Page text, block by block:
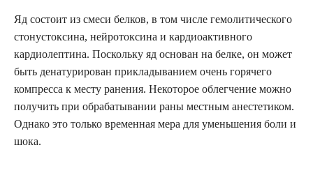
Яд состоит из смеси белков, в том числе гемолитического
стонустоксина, нейротоксина и кардиоактивного
кардиолептина. Поскольку яд основан на белке, он может
быть денатурирован прикладыванием очень горячего
компресса к месту ранения. Некоторое облегчение можно
получить при обрабатывании раны местным анестетиком.
Однако это только временная мера для уменьшения боли и
шока.